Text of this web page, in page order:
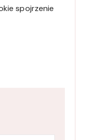
spojrzenie